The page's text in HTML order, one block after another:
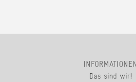
INFORMATIONEN
Das sind wir!